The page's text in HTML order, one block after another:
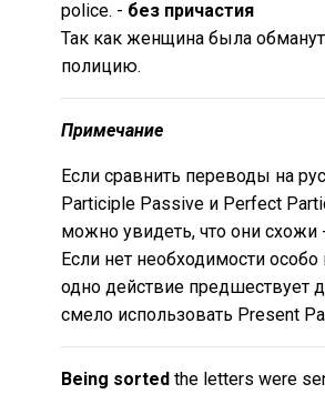
police. - без причастия
Так как женщина была
полицию.
Примечание
Если сравнить переводы на
Participle Passive и Perfect
можно увидеть, что они схожи
Если нет необходимости особо
одно действие предшествует
смело использовать Present
Being sorted the letters were